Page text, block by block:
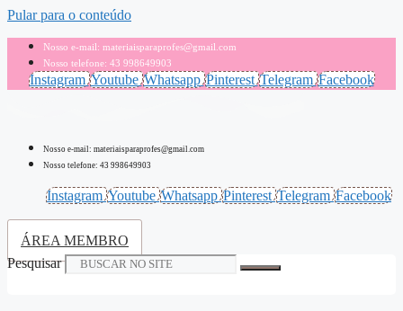
Pular para o conteúdo
Nosso e-mail: materiaisparaprofes@gmail.com
Nosso telefone: 43 998649903
Instagram Youtube Whatsapp Pinterest Telegram Facebook
Nosso e-mail: materiaisparaprofes@gmail.com
Nosso telefone: 43 998649903
Instagram Youtube Whatsapp Pinterest Telegram Facebook
ÁREA MEMBRO
Pesquisar